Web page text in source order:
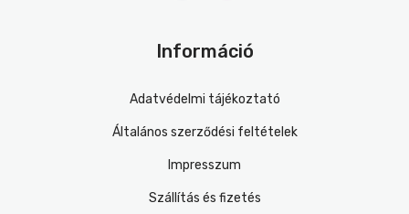
Információ
Adatvédelmi tájékoztató
Általános szerződési feltételek
Impresszum
Szállítás és fizetés